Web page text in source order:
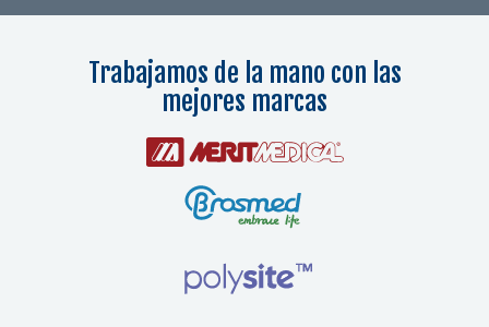
Trabajamos de la mano con las
mejores marcas